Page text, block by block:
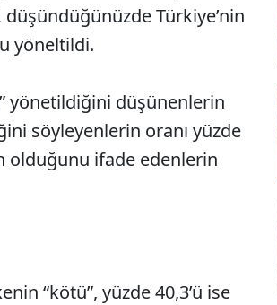
Türkiye’nin
yöneltildi.
yönetildiğini düşünenlerin
söyleyenlerin oranı yüzde
olduğunu ifade edenlerin
“kötü”, yüzde 40,3’ü ise